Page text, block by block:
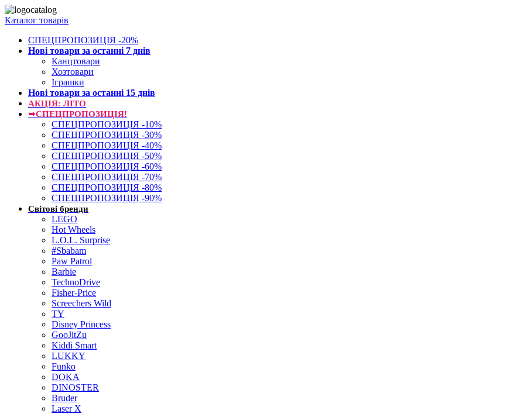
Каталог товарів
СПЕЦПРОПОЗИЦІЯ -20%
Нові товари за останнi 7 днiв
Канцтовари
Хозтовари
Іграшки
Нові товари за останнi 15 днiв
АКЦІЯ: ЛІТО
➥СПЕЦПРОПОЗИЦІЯ!
СПЕЦПРОПОЗИЦІЯ -10%
СПЕЦПРОПОЗИЦІЯ -30%
СПЕЦПРОПОЗИЦІЯ -40%
СПЕЦПРОПОЗИЦІЯ -50%
СПЕЦПРОПОЗИЦІЯ -60%
СПЕЦПРОПОЗИЦІЯ -70%
СПЕЦПРОПОЗИЦІЯ -80%
СПЕЦПРОПОЗИЦІЯ -90%
Світові бренди
LEGO
Hot Wheels
L.O.L. Surprise
#Sbabam
Paw Patrol
Barbie
TechnoDrive
Fisher-Price
Screechers Wild
TY
Disney Princess
GooJitZu
Kiddi Smart
LUKKY
Funko
DOKA
DINOSTER
Bruder
Laser X